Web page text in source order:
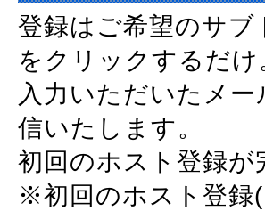
登録はご希望のサ
をクリックするだけ
入力いただいたメ
信いたします。
初回のホスト登録
※初回のホスト登録